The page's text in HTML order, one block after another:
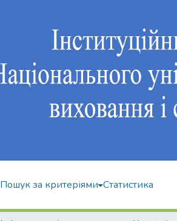
Пошук за критеріями Статистика